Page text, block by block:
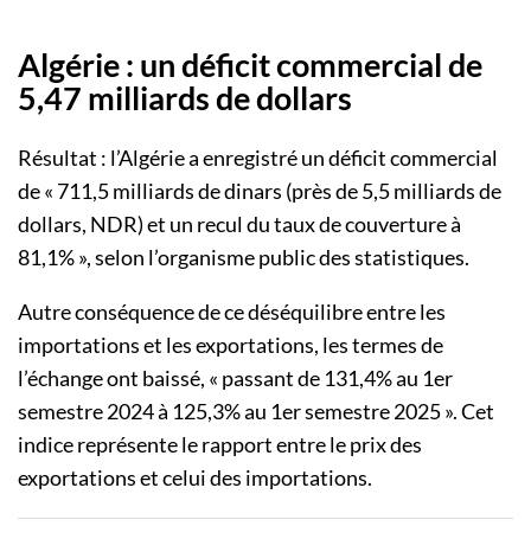
Algérie : un déficit commercial de
5,47 milliards de dollars
Résultat : l’Algérie a enregistré un déficit commercial
de « 711,5 milliards de dinars (près de 5,5 milliards de
dollars, NDR) et un recul du taux de couverture à
81,1% », selon l’organisme public des statistiques.
Autre conséquence de ce déséquilibre entre les
importations et les exportations, les termes de
l’échange ont baissé, « passant de 131,4% au 1er
semestre 2024 à 125,3% au 1er semestre 2025 ». Cet
indice représente le rapport entre le prix des
exportations et celui des importations.